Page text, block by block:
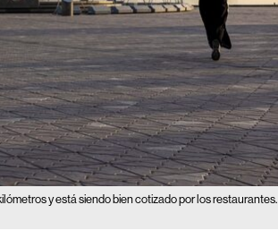
y está siendo bien cotizado por los restaurantes.